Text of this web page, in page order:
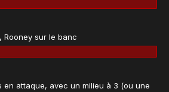
Rooney sur le banc
en attaque, avec un milieu à 3 (ou une